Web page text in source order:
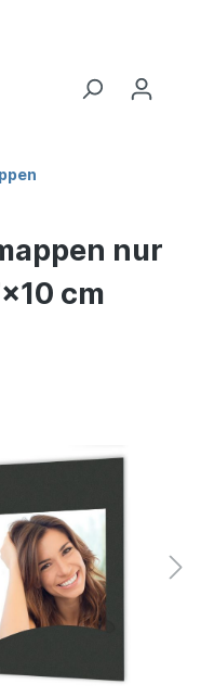
nur
cm